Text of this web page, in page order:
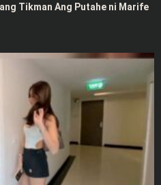
Tikman Ang Putahe ni Marife